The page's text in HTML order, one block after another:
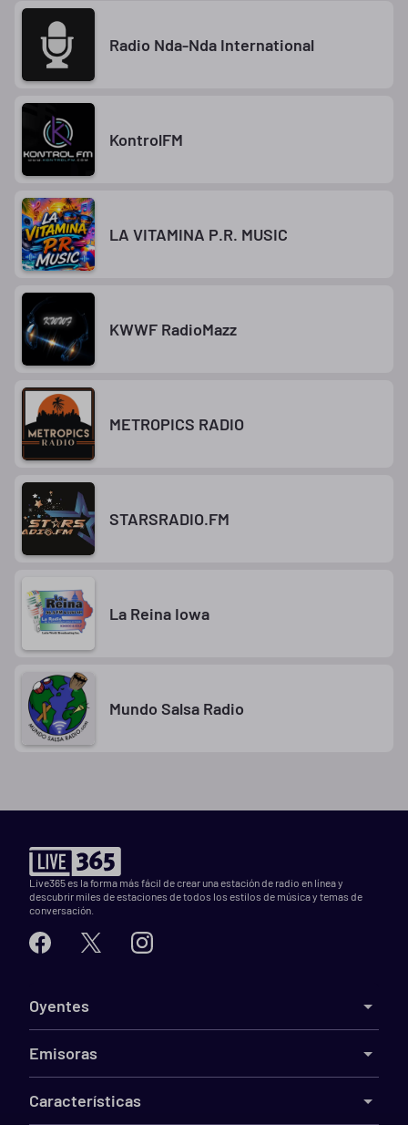
Radio Nda-Nda International
KontrolFM
LA VITAMINA P.R. MUSIC
KWWF RadioMazz
METROPICS RADIO
STARSRADIO.FM
La Reina Iowa
Mundo Salsa Radio
Live365 es la forma más fácil de crear una estación de radio en línea y
descubrir miles de estaciones de todos los estilos de música y temas de
conversación.
Oyentes
Emisoras
Características